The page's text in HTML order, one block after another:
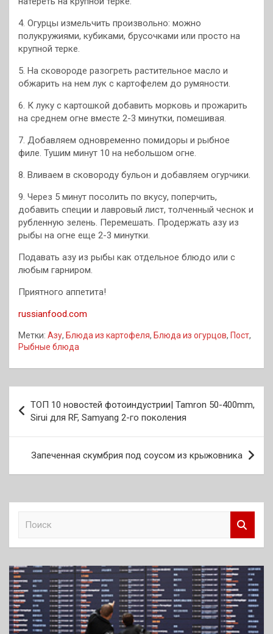
4. Огурцы измельчить произвольно: можно
полукружиями, кубиками, брусочками или просто на
крупной терке.
5. На сковороде разогреть растительное масло и
обжарить на нем лук с картофелем до румяности.
6. К луку с картошкой добавить морковь и прожарить
на среднем огне вместе 2-3 минутки, помешивая.
7. Добавляем одновременно помидоры и рыбное
филе. Тушим минут 10 на небольшом огне.
8. Вливаем в сковороду бульон и добавляем огурчики.
9. Через 5 минут посолить по вкусу, поперчить,
добавить специи и лавровый лист, толченный чеснок и
рубленную зелень. Перемешать. Продержать азу из
рыбы на огне еще 2-3 минутки.
Подавать азу из рыбы как отдельное блюдо или с
любым гарниром.
Приятного аппетита!
russianfood.com
Метки: Азу, Блюда из картофеля, Блюда из огурцов, Пост,
Рыбные блюда
по
записям
ТОП 10 новостей фотоиндустрии| Tamron 50-400mm,
Sirui для RF, Samyang 2-го поколения
Запеченная скумбрия под соусом из крыжовника
к